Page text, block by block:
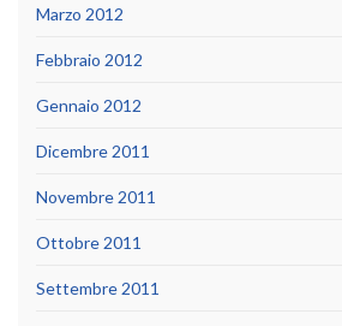
Marzo 2012
Febbraio 2012
Gennaio 2012
Dicembre 2011
Novembre 2011
Ottobre 2011
Settembre 2011